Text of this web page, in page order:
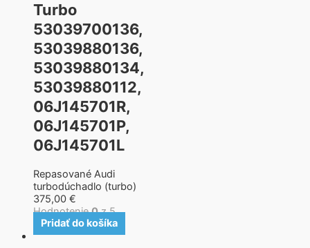
Turbo
53039700136,
53039880136,
53039880134,
53039880112,
06J145701R,
06J145701P,
06J145701L
Repasované Audi
turbodúchadlo (turbo)
375,00 €
Hodnotenie0z 5
Pridať do košíka